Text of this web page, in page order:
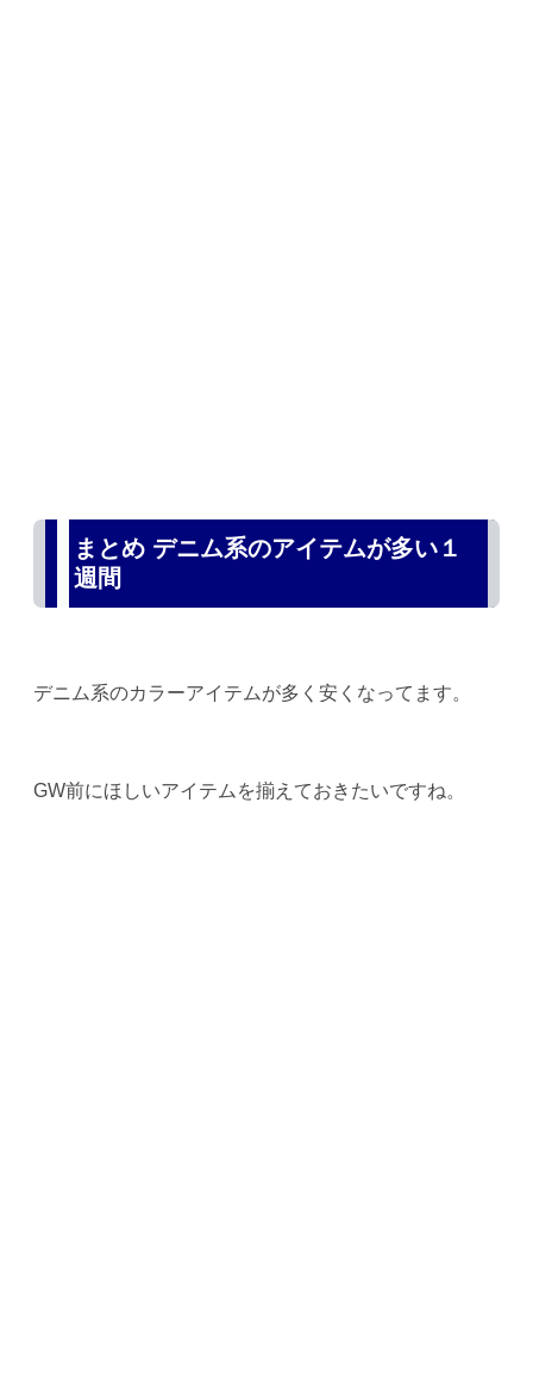
まとめ デニム系のアイテムが多い１
週間
デニム系のカラーアイテムが多く安くなってます。
GW前にほしいアイテムを揃えておきたいですね。